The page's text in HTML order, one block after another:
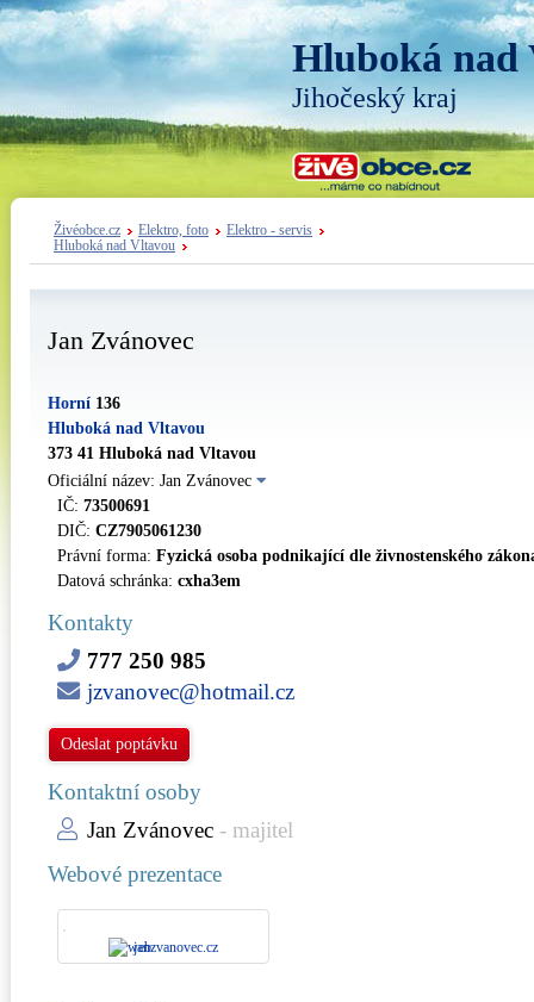
Hluboká nad
Jihočeský kraj
Živéobce.cz Elektro, foto
Elektro - servis
Hluboká nad Vltavou
Jan Zvánovec
Horní 136
Hluboká nad Vltavou
373 41 Hluboká nad Vltavou
Oficiální název: Jan Zvánovec
IČ: 73500691
DIČ: CZ7905061230
Právní forma: Fyzická osoba podnikající dle živnostenského
Datová schránka: cxha3em
Kontakty
777 250 985
jzvanovec@hotmail.cz
Odeslat poptávku
Kontaktní osoby
Jan Zvánovec - majitel
Webové prezentace
janzvanovec.cz